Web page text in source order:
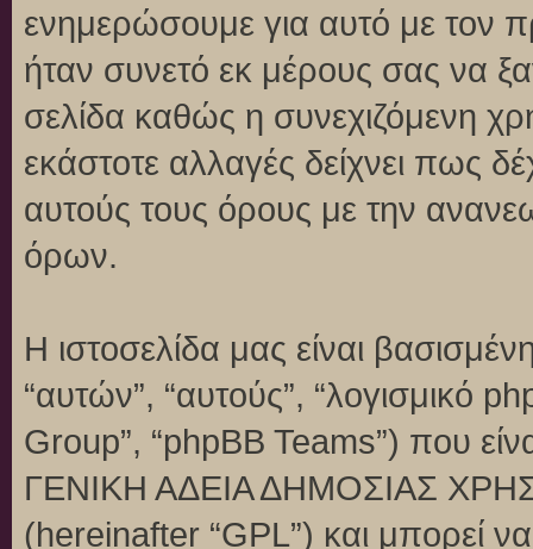
ενημερώσουμε για αυτό με τον
ήταν συνετό εκ μέρους σας να
σελίδα καθώς η συνεχιζόμενη
εκάστοτε αλλαγές δείχνει πως
αυτούς τους όρους με την
όρων.
Η ιστοσελίδα μας είναι
“αυτών”, “αυτούς”, “λογισμικό
Group”, “phpBB Teams”) που
ΓΕΝΙΚΗ ΑΔΕΙΑ ΔΗΜΟΣΙΑΣ
(hereinafter “GPL”) και μπορεί